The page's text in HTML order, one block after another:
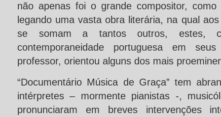
não apenas foi o grande compositor,
legando uma vasta obra literária, na qual
se somam a tantos outros, estes,
contemporaneidade portuguesa em
professor, orientou alguns dos mais
“Documentário Música de Graça” tem
intérpretes – mormente pianistas -,
pronunciaram em breves intervenções